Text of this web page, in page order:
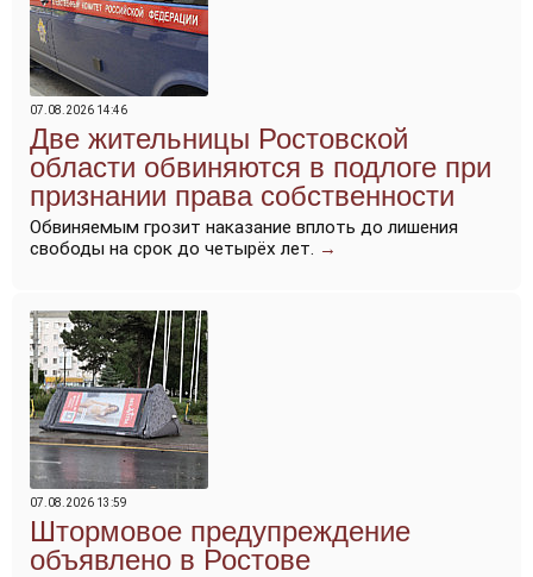
07.08.2026 14:46
Две жительницы Ростовской
области обвиняются в подлоге при
признании права собственности
Обвиняемым грозит наказание вплоть до лишения
свободы на срок до четырёх лет. →
07.08.2026 13:59
Штормовое предупреждение
объявлено в Ростове